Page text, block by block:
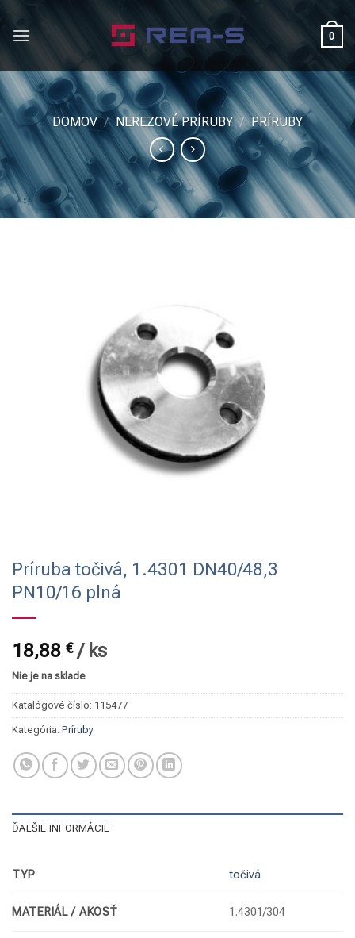
0
DOMOV / NEREZOVÉ PRÍRUBY / PRÍRUBY
Príruba točivá, 1.4301 DN40/48,3
PN10/16 plná
18,88 €/ ks
Nie je na sklade
Katalógové číslo: 115477
Kategória: Príruby
ĎALŠIE INFORMÁCIE
TYP točivá
MATERIÁL / AKOSŤ 1.4301/304